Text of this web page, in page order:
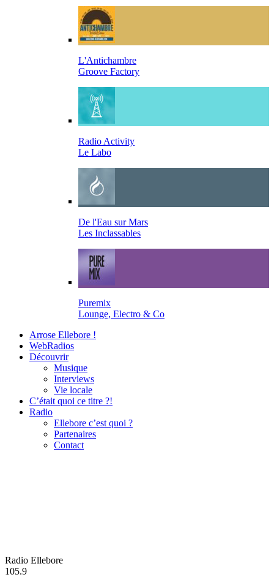
L'Antichambre
Groove Factory
Radio Activity
Le Labo
De l'Eau sur Mars
Les Inclassables
Puremix
Lounge, Electro & Co
Arrose Ellebore !
WebRadios
Découvrir
Musique
Interviews
Vie locale
C’était quoi ce titre ?!
Radio
Ellebore c’est quoi ?
Partenaires
Contact
Radio Ellebore
105.9